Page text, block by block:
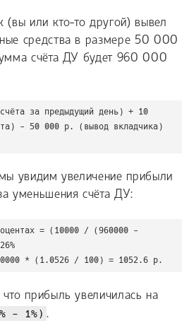
(вы или кто-то другой) вывел
средства в размере 50 000
счёта ДУ будет 960 000
за предыдущий день) + 10
- 50 000 р. (вывод вкладчика)
увидим увеличение прибыли
уменьшения счёта ДУ:
= (10000 / (960000 -
* (1.0526 / 100) = 1052.6 р.
прибыль увеличилась на
- 1%) .